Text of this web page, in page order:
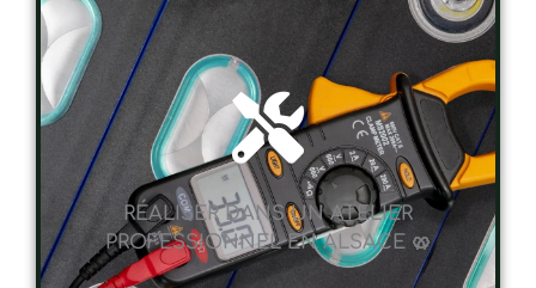
RÉALISER DANS UN ATELIER
PROFESSIONNEL EN ALSACE 🥨